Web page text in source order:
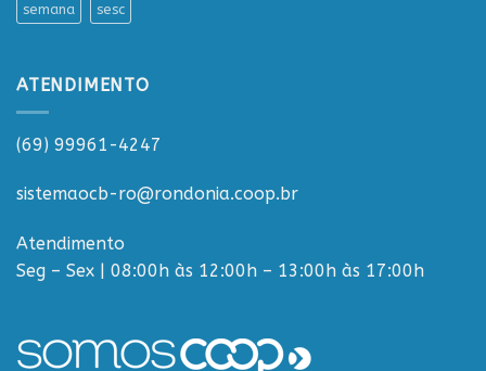
semana sesc
ATENDIMENTO
(69) 99961-4247
sistemaocb-ro@rondonia.coop.br
Atendimento
Seg – Sex | 08:00h às 12:00h – 13:00h às 17:00h